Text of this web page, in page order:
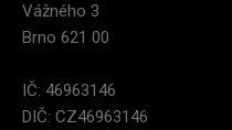
Vážného 3
Brno 621 00
IČ: 46963146
DIČ: CZ46963146